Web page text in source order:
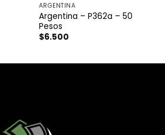
ARGENTINA
Argentina – P362a – 50
Pesos
$6.500